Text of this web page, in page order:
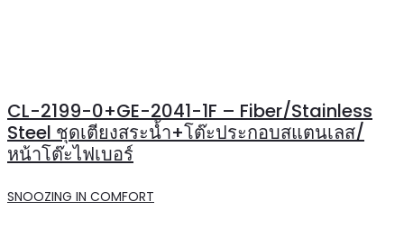
CL-2199-0+GE-2041-1F – Fiber/Stainless
Steel ชุดเตียงสระน้ำ+โต๊ะประกอบสแตนเลส/
หน้าโต๊ะไฟเบอร์
SNOOZING IN COMFORT